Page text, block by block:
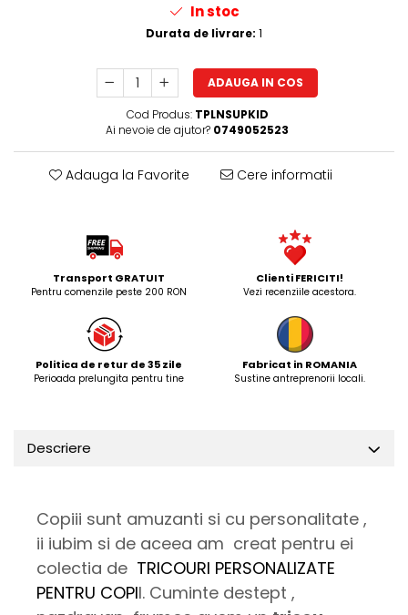
In stoc
Durata de livrare: 1
ADAUGA IN COS
Cod Produs: TPLNSUPKID
Ai nevoie de ajutor? 0749052523
Adauga la Favorite Cere informatii
Transport GRATUIT
Pentru comenzile peste 200 RON
Clienti FERICITI!
Vezi recenziile acestora.
Politica de retur de 35 zile
Perioada prelungita pentru tine
Fabricat in ROMANIA
Sustine antreprenorii locali.
Descriere
Copiii sunt amuzanti si cu personalitate ,
ii iubim si de aceea am creat pentru ei
colectia de TRICOURI PERSONALIZATE
PENTRU COPII. Cuminte destept ,